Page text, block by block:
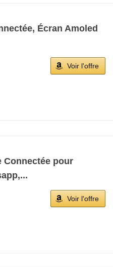
Écran Amoled
Voir l'offre
Connectée pour
Voir l'offre